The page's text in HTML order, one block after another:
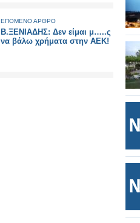
ΕΠΟΜΕΝΟ ΑΡΘΡΟ
Β.ΞΕΝΙΑΔΗΣ: Δεν είμαι μ…..ς
να βάλω χρήματα στην ΑΕΚ!